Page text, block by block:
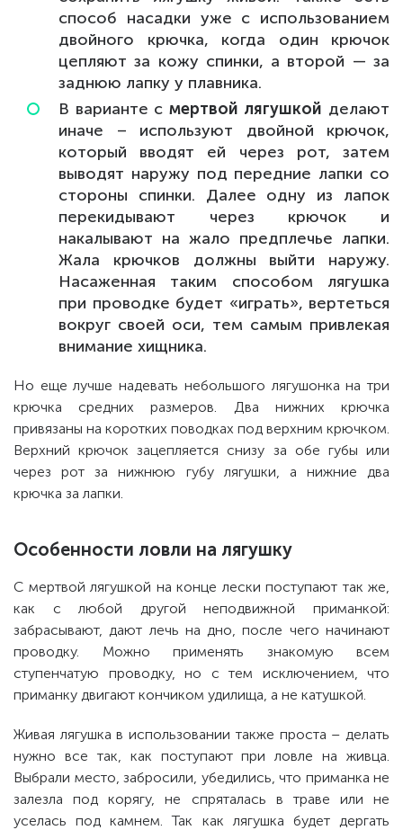
способ насадки уже с использованием
двойного крючка, когда один крючок
цепляют за кожу спинки, а второй — за
заднюю лапку у плавника.
В варианте с мертвой лягушкой делают
иначе – используют двойной крючок,
который вводят ей через рот, затем
выводят наружу под передние лапки со
стороны спинки. Далее одну из лапок
перекидывают через крючок и
накалывают на жало предплечье лапки.
Жала крючков должны выйти наружу.
Насаженная таким способом лягушка
при проводке будет «играть», вертеться
вокруг своей оси, тем самым привлекая
внимание хищника.
Но еще лучше надевать небольшого лягушонка на три
крючка средних размеров. Два нижних крючка
привязаны на коротких поводках под верхним крючком.
Верхний крючок зацепляется снизу за обе губы или
через рот за нижнюю губу лягушки, а нижние два
крючка за лапки.
Особенности ловли на лягушку
С мертвой лягушкой на конце лески поступают так же,
как с любой другой неподвижной приманкой:
забрасывают, дают лечь на дно, после чего начинают
проводку. Можно применять знакомую всем
ступенчатую проводку, но с тем исключением, что
приманку двигают кончиком удилища, а не катушкой.
Живая лягушка в использовании также проста – делать
нужно все так, как поступают при ловле на живца.
Выбрали место, забросили, убедились, что приманка не
залезла под корягу, не спряталась в траве или не
уселась под камнем. Так как лягушка будет дергать